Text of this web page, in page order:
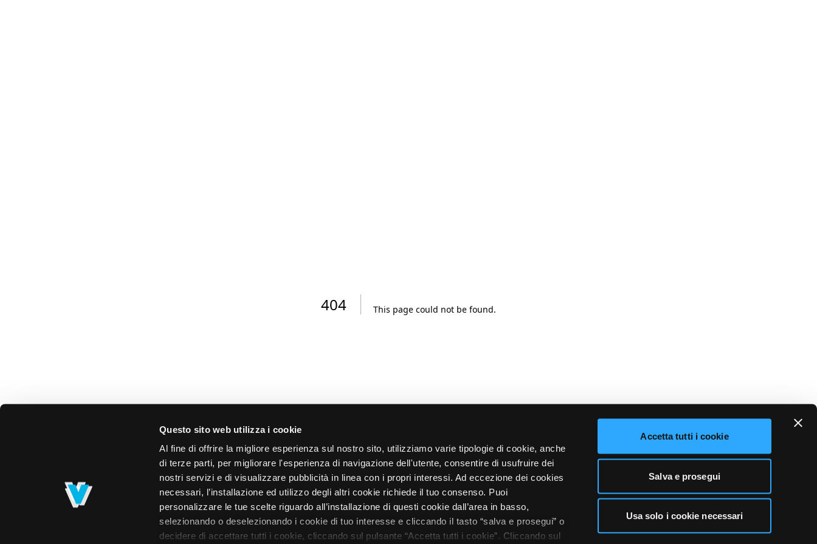
Questo sito web utilizza i cookie
Al fine di offrire la migliore esperienza sul nostro sito, utilizziamo varie tipologie di cookie, anche
di terze parti, per migliorare l'esperienza di navigazione dell'utente, consentire di usufruire dei
nostri servizi e di visualizzare pubblicità in linea con i propri interessi. Ad eccezione dei cookies
necessari, l’installazione ed utilizzo degli altri cookie richiede il tuo consenso. Puoi
personalizzare le tue scelte riguardo all’installazione di questi cookie dall’area in basso,
selezionando o deselezionando i cookie di tuo interesse e cliccando il tasto “salva e prosegui” o
decidere di accettare tutti i cookie, cliccando sul pulsante “Accetta tutti i cookie”. Cliccando sul
Accetta tutti i cookie
Salva e prosegui
Usa solo i cookie necessari
404 This page could not be found.